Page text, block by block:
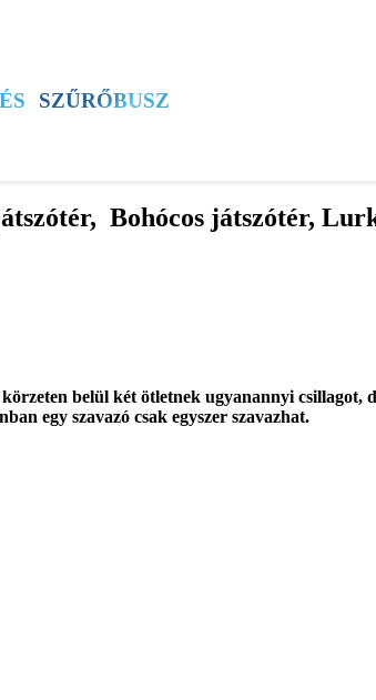
SZŰRŐBUSZ
Bohócos játszótér,
belül két ötletnek ugyanannyi csillagot,
egy szavazó csak egyszer szavazhat.